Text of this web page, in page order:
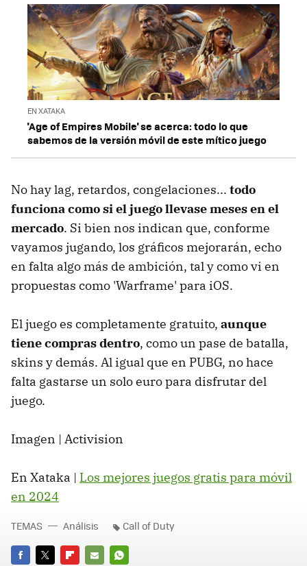
EN XATAKA
'Age of Empires Mobile' se acerca: todo lo que
sabemos de la versión móvil de este mítico juego
No hay lag, retardos, congelaciones... todo
funciona como si el juego llevase meses en el
mercado. Si bien nos indican que, conforme
vayamos jugando, los gráficos mejorarán, echo
en falta algo más de ambición, tal y como vi en
propuestas como 'Warframe' para iOS.
El juego es completamente gratuito, aunque
tiene compras dentro, como un pase de batalla,
skins y demás. Al igual que en PUBG, no hace
falta gastarse un solo euro para disfrutar del
juego.
Imagen | Activision
En Xataka | Los mejores juegos gratis para móvil
en 2024
TEMAS Análisis Call of Duty